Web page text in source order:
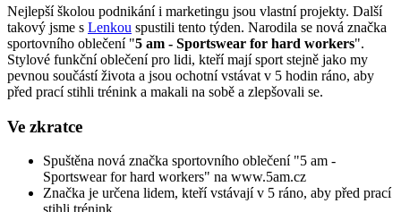
Nejlepší školou podnikání i marketingu jsou vlastní projekty. Další
takový jsme s Lenkou spustili tento týden. Narodila se nová značka
sportovního oblečení "5 am - Sportswear for hard workers".
Stylové funkční oblečení pro lidi, kteří mají sport stejně jako my
pevnou součástí života a jsou ochotní vstávat v 5 hodin ráno, aby
před prací stihli trénink a makali na sobě a zlepšovali se.
Ve zkratce
Spuštěna nová značka sportovního oblečení "5 am -
Sportswear for hard workers" na www.5am.cz
Značka je určena lidem, kteří vstávají v 5 ráno, aby před prací